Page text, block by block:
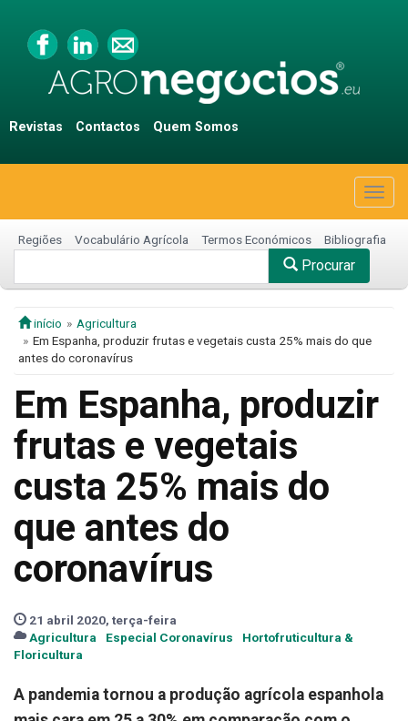
Revistas Contactos Quem Somos
Regiões Vocabulário Agrícola Termos Económicos Bibliografia
Procurar
início
Agricultura
Em Espanha, produzir frutas e vegetais custa 25% mais do que
antes do coronavírus
Em Espanha, produzir
frutas e vegetais
custa 25% mais do
que antes do
coronavírus
21 abril 2020, terça-feira
Agricultura
Especial Coronavírus
Hortofruticultura &
Floricultura
A pandemia tornou a produção agrícola espanhola